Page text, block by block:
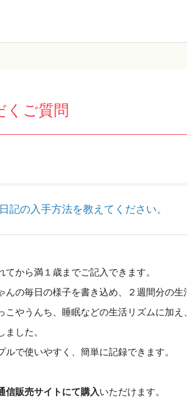
くご質問
記の入手方法を教えてください。
てから満１歳までご記入できます。
んの毎日の様子を書き込め、２週間分の生
こやうんち、睡眠などの生活リズムに加
ました。
ルで使いやすく、簡単に記録できます。
信販売サイトにて購入いただけます。